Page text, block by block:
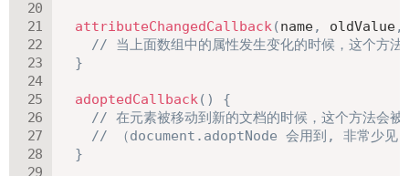
attributeChangedCallback(name, oldValue,
// 当上面数组中的属性发生变化的时候，这个方法
}
adoptedCallback( )
{
// 在元素被移动到新的文档的时候，这个方法会被
// （document.adoptNode 会用到, 非常少见
}